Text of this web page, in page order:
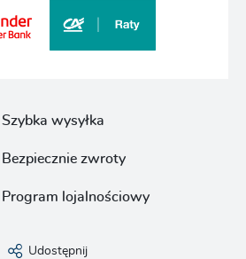
Szybka wysyłka
Bezpiecznie zwroty
Program lojalnościowy
Udostępnij